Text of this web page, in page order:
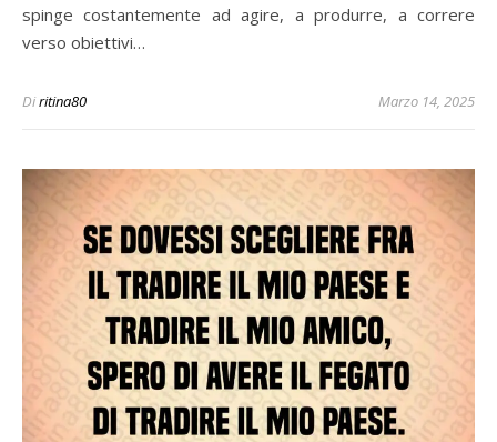
spinge costantemente ad agire, a produrre, a correre
verso obiettivi…
Diritina80 Marzo 14, 2025